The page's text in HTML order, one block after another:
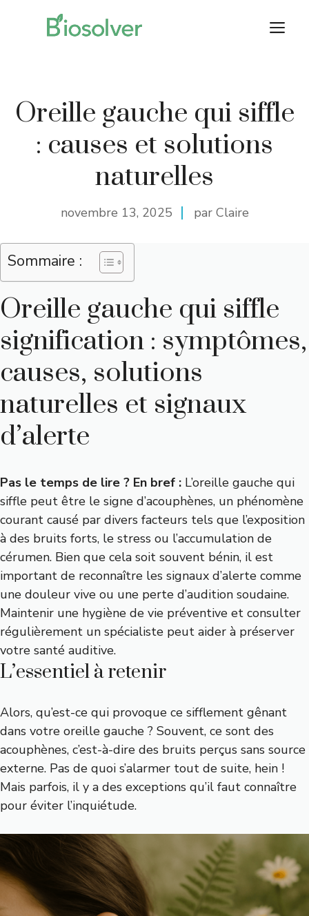
Oreille gauche qui siffle
: causes et solutions
naturelles
novembre 13, 2025 par Claire
Sommaire :
Oreille gauche qui siffle
signification : symptômes,
causes, solutions
naturelles et signaux
d’alerte
Pas le temps de lire ? En bref : L’oreille gauche qui
siffle peut être le signe d’acouphènes, un phénomène
courant causé par divers facteurs tels que l’exposition
à des bruits forts, le stress ou l’accumulation de
cérumen. Bien que cela soit souvent bénin, il est
important de reconnaître les signaux d’alerte comme
une douleur vive ou une perte d’audition soudaine.
Maintenir une hygiène de vie préventive et consulter
régulièrement un spécialiste peut aider à préserver
votre santé auditive.
L’essentiel à retenir
Alors, qu’est-ce qui provoque ce sifflement gênant
dans votre oreille gauche ? Souvent, ce sont des
acouphènes, c’est-à-dire des bruits perçus sans source
externe. Pas de quoi s’alarmer tout de suite, hein !
Mais parfois, il y a des exceptions qu’il faut connaître
pour éviter l’inquiétude.